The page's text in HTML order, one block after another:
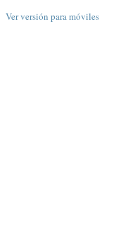
Ver versión para móviles